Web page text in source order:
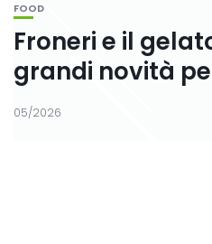
FOOD
Froneri e il
grandi novità
05/2026